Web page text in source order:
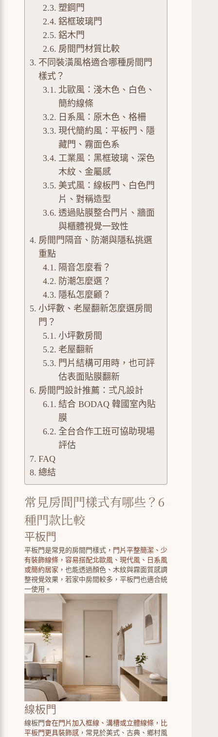
塑鋼門
鋁框玻璃門
鋁木門
房間門材質比較
不同裝潢風格適合哪種房間門
樣式？
北歐風：淺木色、白色、
簡約線條
日系風：原木色、格柵
現代簡約風：平板門、隱
藏門、霧面色系
工業風：黑框玻璃、深色
木紋、金屬感
美式風：線板門、白色門
片、對稱造型
透過貼膜整合門片、牆面
與櫃體視覺一致性
房間門隔音、防潮與隱私挑選
重點
隔音怎麼看？
防潮怎麼選？
隱私怎麼顧？
小坪數、老屋翻新怎麼選房間
門？
小坪數房間
老屋翻新
門片結構可用時，也可評
估表面貼膜翻新
房間門設計推薦：弍凡設計
結合 BODAQ 韓國室內貼
膜
全台合作工班可協助現場
評估
FAQ
總結
常見房間門樣式有哪些？6
種門款比較
平板門
平板門是常見的房間門樣式， 門片平整簡潔、少
有裝飾線條，容易搭配北歐風、現代風、日系風
或簡約居家 ，也能透過顏色、木紋與霧面質感調
整視覺效果，若家中房間較多，平板門也適合統
一使用。
線板門
線板門 會在門片加入框線、溝槽或立體線條，比
平板門更具裝飾感 ，常見於美式、古典、鄉村風